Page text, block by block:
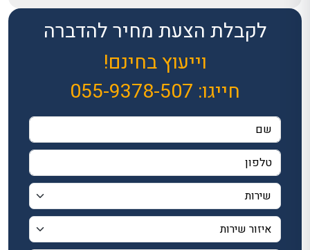
לקבלת הצעת מחיר להדברה
וייעוץ בחינם!
חייגו: 055-9378-507